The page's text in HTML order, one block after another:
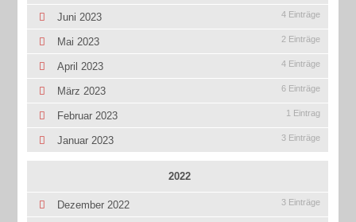
Juni 2023 4 Einträge
Mai 2023 2 Einträge
April 2023 4 Einträge
März 2023 6 Einträge
Februar 2023 1 Eintrag
Januar 2023 3 Einträge
2022
Dezember 2022 3 Einträge